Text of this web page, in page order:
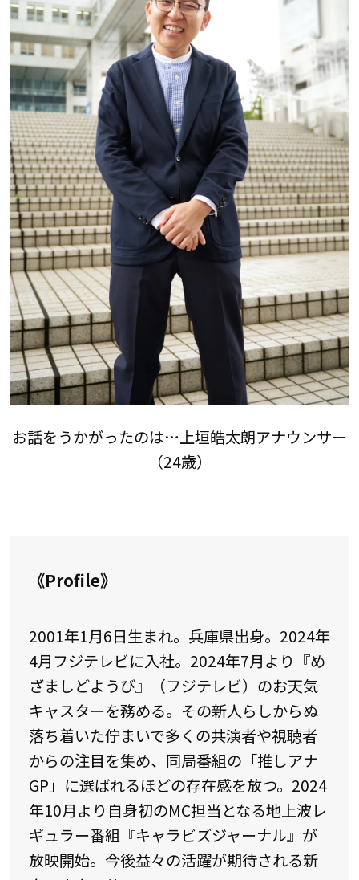
お話をうかがったのは…上垣皓太朗アナウンサー
（24歳）
《Profile》
2001年1月6日生まれ。兵庫県出身。2024年
4月フジテレビに入社。2024年7月より『め
ざましどようび』（フジテレビ）のお天気
キャスターを務める。その新人らしからぬ
落ち着いた佇まいで多くの共演者や視聴者
からの注目を集め、同局番組の「推しアナ
GP」に選ばれるほどの存在感を放つ。2024
年10月より自身初のMC担当となる地上波レ
ギュラー番組『キャラビズジャーナル』が
放映開始。今後益々の活躍が期待される新